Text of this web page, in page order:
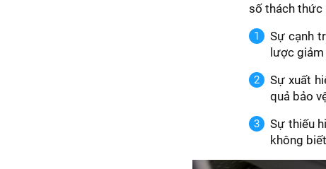
số thách thức
Sự cạnh
lược giảm
Sự xuất
quả bảo
Sự thiếu
không